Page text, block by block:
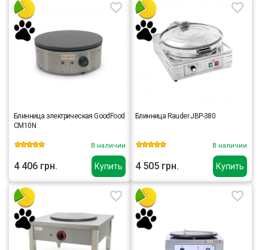
Купить
Блинница электрическая GoodFood
CM10N
В наличии
4 406 грн. Купить
Блинница Rauder JBP-380
В наличии
4 505 грн.